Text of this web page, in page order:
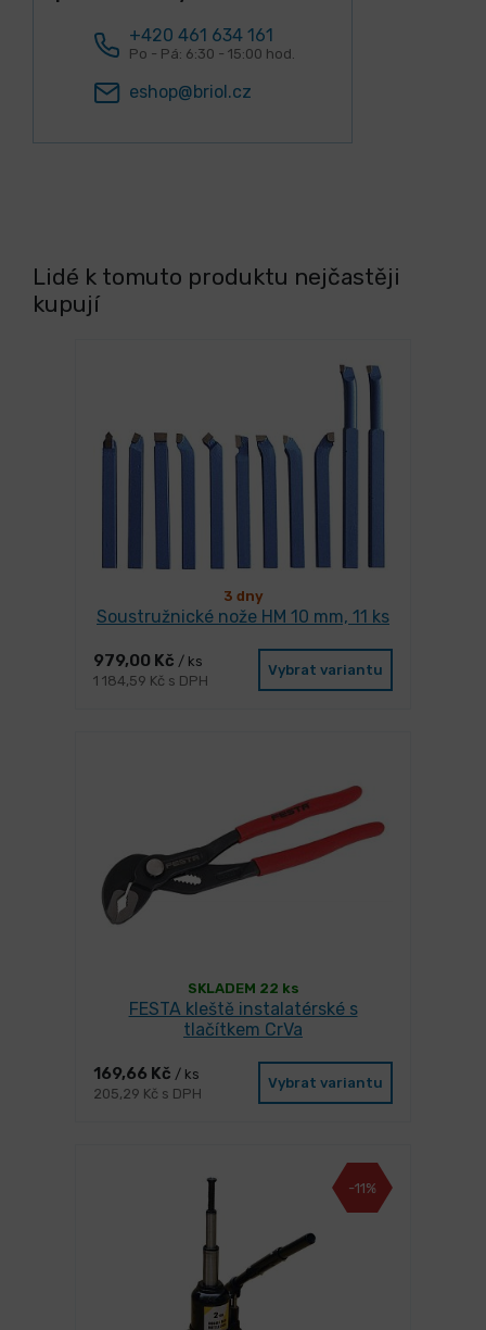
+420 461 634 161
Po - Pá: 6:30 - 15:00 hod.
eshop@briol.cz
Lidé k tomuto produktu nejčastěji
kupují
3 dny
Soustružnické nože HM 10 mm, 11 ks
979,00 Kč / ks
1 184,59 Kč s DPH
Vybrat variantu
SKLADEM 22 ks
FESTA kleště instalatérské s
tlačítkem CrVa
169,66 Kč / ks
205,29 Kč s DPH
Vybrat variantu
-11%